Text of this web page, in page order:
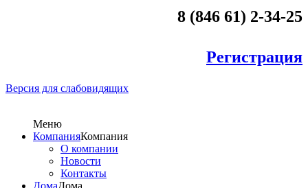
8 (846 61) 2-34-25
Регистрация
Версия для слабовидящих
Меню
КомпанияКомпания
О компании
Новости
Контакты